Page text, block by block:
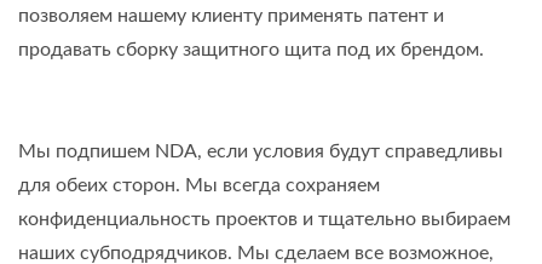
позволяем нашему клиенту применять патент и
продавать сборку защитного щита под их брендом.
Мы подпишем NDA, если условия будут справедливы
для обеих сторон. Мы всегда сохраняем
конфиденциальность проектов и тщательно выбираем
наших субподрядчиков. Мы сделаем все возможное,